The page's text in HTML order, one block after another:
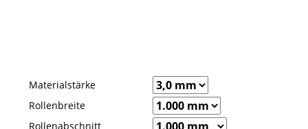
Materialstärke
Rollenbreite
Rollenabschnitt